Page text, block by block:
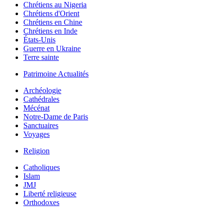
Chrétiens au Nigeria
Chrétiens d'Orient
Chrétiens en Chine
Chrétiens en Inde
États-Unis
Guerre en Ukraine
Terre sainte
Patrimoine Actualités
Archéologie
Cathédrales
Mécénat
Notre-Dame de Paris
Sanctuaires
Voyages
Religion
Catholiques
Islam
JMJ
Liberté religieuse
Orthodoxes